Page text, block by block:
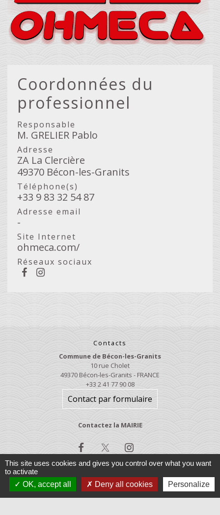
Coordonnées du
professionnel
Responsable
M. GRELIER Pablo
Adresse
ZA La Clercière
49370 Bécon-les-Granits
Téléphone(s)
+33 9 83 32 54 87
Adresse email
-
Site Internet
ohmeca.com/
Réseaux sociaux
Contacts
Commune de Bécon-les-Granits
10 rue Cholet
49370 Bécon-les-Granits - FRANCE
+33 2 41 77 90 08
Contact par formulaire
Contactez la MAIRIE
This site uses cookies and gives you control over what you want
to activate
OK, accept all
Deny all cookies Personalize